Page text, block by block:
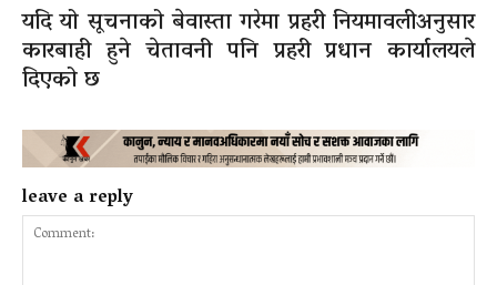
यदि यो सूचनाको बेवास्ता गरेमा प्रहरी नियमावलीअनुसार
कारबाही हुने चेतावनी पनि प्रहरी प्रधान कार्यालयले
दिएको छ
leave a reply